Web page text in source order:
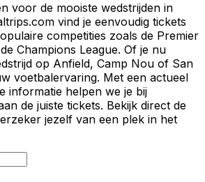
voor de mooiste wedstrijden in
vind je eenvoudig tickets
competities zoals de Premier
Champions League. Of je nu
op Anfield, Camp Nou of San
voetbalervaring. Met een actueel
informatie helpen we je bij
de juiste tickets. Bekijk direct de
jezelf van een plek in het